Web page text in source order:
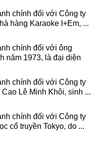
chính đối với Công ty
hàng Karaoke I+Em, ...
chính đối với ông
năm 1973, là đại diện
chính đối với Công ty
Lê Minh Khôi, sinh ...
chính đối với Công ty
cổ truyền Tokyo, do ...